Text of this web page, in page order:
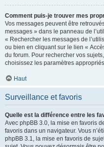
Comment puis-je trouver mes
Vos messages peuvent être
messages » dans le panneau de
« Rechercher les messages de
ou bien en cliquant sur le lien «
du forum. Pour rechercher vos
choisissez les paramètres appropriés.
Haut
Surveillance et favoris
Quelle est la différence entre les
Avec phpBB 3.0, la mise en favoris
favoris dans un navigateur. Vous
phpBB 3.1, la mise en favoris de